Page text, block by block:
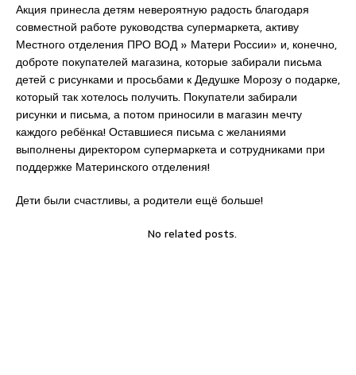
Акция принесла детям невероятную радость благодаря
совместной работе руководства супермаркета, активу
Местного отделения ПРО ВОД » Матери России» и, конечно,
доброте покупателей магазина, которые забирали письма
детей с рисунками и просьбами к Дедушке Морозу о подарке,
который так хотелось получить. Покупатели забирали
рисунки и письма, а потом приносили в магазин мечту
каждого ребёнка! Оставшиеся письма с желаниями
выполнены директором супермаркета и сотрудниками при
поддержке Материнского отделения!
Дети были счастливы, а родители ещё больше!
No related posts.